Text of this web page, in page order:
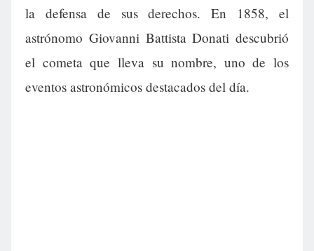
la defensa de sus derechos. En 1858, el
astrónomo Giovanni Battista Donati descubrió
el cometa que lleva su nombre, uno de los
eventos astronómicos destacados del día.